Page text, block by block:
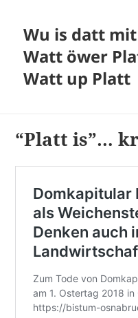
Wu is datt
Watt öwer
Watt up Platt
“Platt is”…